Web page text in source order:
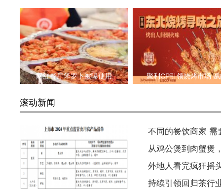
网红餐厅笨罗卜被曝使用 聚利CP引领烧烤市场
滚动新闻
不同的餐饮商家 需
从鸡公煲到肉蟹煲
外地人看完疯狂摇
持续引领回归茶行